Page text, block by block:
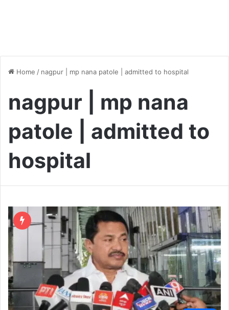
Home / nagpur | mp nana patole | admitted to hospital
nagpur | mp nana
patole | admitted to
hospital